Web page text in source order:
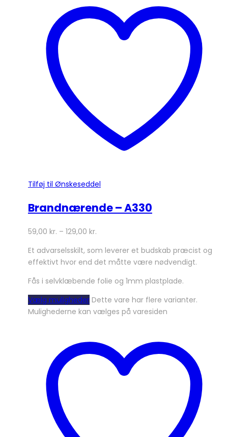
Tilføj til Ønskeseddel
Brandnærende – A330
59,00 kr. – 129,00 kr.
Et advarselsskilt, som leverer et budskab præcist og
effektivt hvor end det måtte være nødvendigt.
Fås i selvklæbende folie og 1mm plastplade.
Vælg muligheder Dette vare har flere varianter.
Mulighederne kan vælges på varesiden